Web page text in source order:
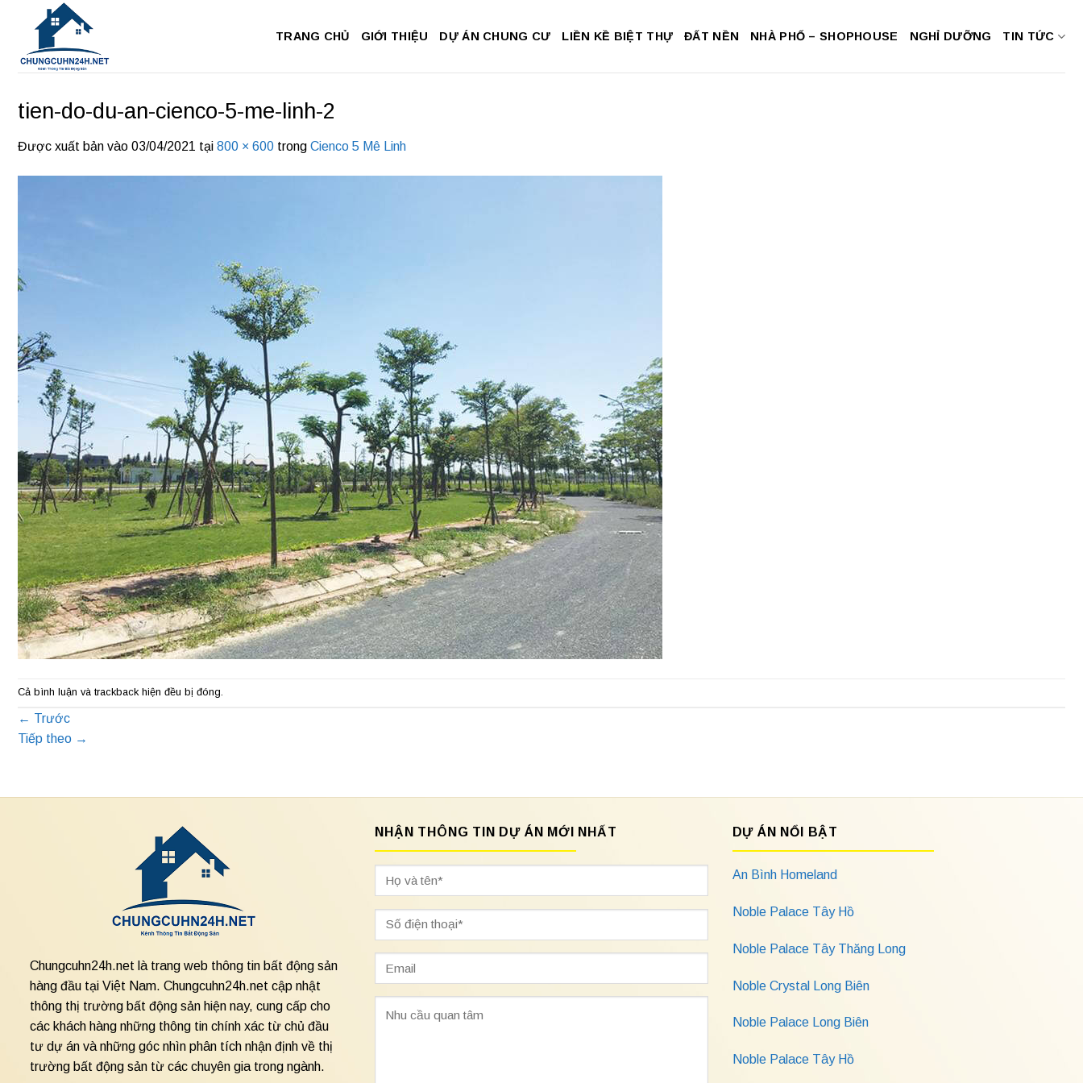
dung
TRANG CHỦ GIỚI THIỆU DỰ ÁN CHUNG CƯ LIỀN KỀ BIỆT THỰ ĐẤT NỀN NHÀ PHỐ – SHOPHOUSE NGHỈ DƯỠNG TIN TỨC
tien-do-du-an-cienco-5-me-linh-2
Được xuất bản vào 03/04/2021 tại 800 × 600 trong Cienco 5 Mê Linh
Cả bình luận và trackback hiện đều bị đóng.
← Trước
Tiếp theo →
Chungcuhn24h.net là trang web thông tin bất động sản
hàng đầu tại Việt Nam. Chungcuhn24h.net cập nhật
thông thị trường bất động sản hiện nay, cung cấp cho
các khách hàng những thông tin chính xác từ chủ đầu
tư dự án và những góc nhìn phân tích nhận định về thị
trường bất động sản từ các chuyên gia trong ngành.
NHẬN THÔNG TIN DỰ ÁN MỚI NHẤT DỰ ÁN NỔI BẬT
An Bình Homeland
Noble Palace Tây Hồ
Noble Palace Tây Thăng Long
Noble Crystal Long Biên
Noble Palace Long Biên
Noble Palace Tây Hồ